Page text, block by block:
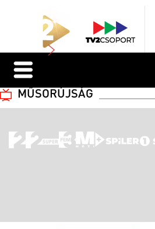
MŰSORÚJSÁG